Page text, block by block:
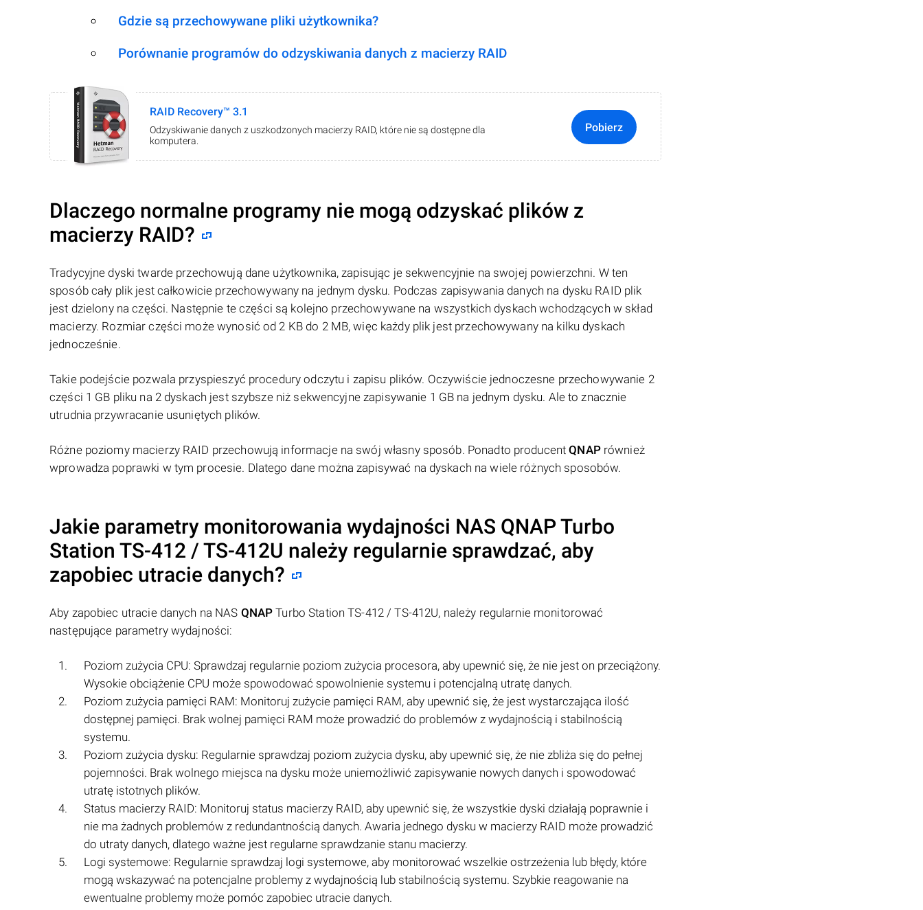
Gdzie są przechowywane pliki użytkownika?
Porównanie programów do odzyskiwania danych z macierzy RAID
RAID Recovery™ 3.1
Odzyskiwanie danych z uszkodzonych macierzy RAID, które nie są dostępne dla
komputera.
Pobierz
Dlaczego normalne programy nie mogą odzyskać plików z
macierzy RAID?
Tradycyjne dyski twarde przechowują dane użytkownika, zapisując je sekwencyjnie na swojej powierzchni. W ten
sposób cały plik jest całkowicie przechowywany na jednym dysku. Podczas zapisywania danych na dysku RAID plik
jest dzielony na części. Następnie te części są kolejno przechowywane na wszystkich dyskach wchodzących w skład
macierzy. Rozmiar części może wynosić od 2 KB do 2 MB, więc każdy plik jest przechowywany na kilku dyskach
jednocześnie.
Takie podejście pozwala przyspieszyć procedury odczytu i zapisu plików. Oczywiście jednoczesne przechowywanie 2
części 1 GB pliku na 2 dyskach jest szybsze niż sekwencyjne zapisywanie 1 GB na jednym dysku. Ale to znacznie
utrudnia przywracanie usuniętych plików.
Różne poziomy macierzy RAID przechowują informacje na swój własny sposób. Ponadto producentQNAPrównież
wprowadza poprawki w tym procesie. Dlatego dane można zapisywać na dyskach na wiele różnych sposobów.
Jakie parametry monitorowania wydajności NAS QNAP Turbo
Station TS-412 / TS-412U należy regularnie sprawdzać, aby
zapobiec utracie danych?
Aby zapobiec utracie danych na NAS QNAP Turbo Station TS-412 / TS-412U, należy regularnie monitorować
następujące parametry wydajności:
Poziom zużycia CPU: Sprawdzaj regularnie poziom zużycia procesora, aby upewnić się, że nie jest on przeciążony.
Wysokie obciążenie CPU może spowodować spowolnienie systemu i potencjalną utratę danych.
Poziom zużycia pamięci RAM: Monitoruj zużycie pamięci RAM, aby upewnić się, że jest wystarczająca ilość
dostępnej pamięci. Brak wolnej pamięci RAM może prowadzić do problemów z wydajnością i stabilnością
systemu.
Poziom zużycia dysku: Regularnie sprawdzaj poziom zużycia dysku, aby upewnić się, że nie zbliża się do pełnej
pojemności. Brak wolnego miejsca na dysku może uniemożliwić zapisywanie nowych danych i spowodować
utratę istotnych plików.
Status macierzy RAID: Monitoruj status macierzy RAID, aby upewnić się, że wszystkie dyski działają poprawnie i
nie ma żadnych problemów z redundantnością danych. Awaria jednego dysku w macierzy RAID może prowadzić
do utraty danych, dlatego ważne jest regularne sprawdzanie stanu macierzy.
Logi systemowe: Regularnie sprawdzaj logi systemowe, aby monitorować wszelkie ostrzeżenia lub błędy, które
mogą wskazywać na potencjalne problemy z wydajnością lub stabilnością systemu. Szybkie reagowanie na
ewentualne problemy może pomóc zapobiec utracie danych.